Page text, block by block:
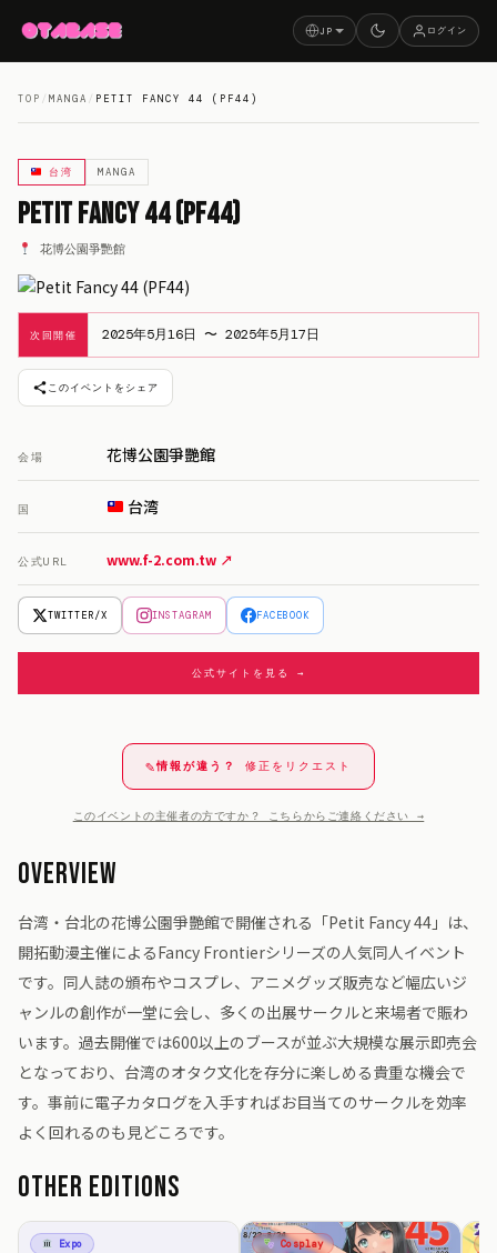
JP ログイン
TOP / MANGA / PETIT FANCY 44 (PF44)
台湾 MANGA
Petit Fancy 44 (PF44)
花博公園爭艷館
次回開催 2025年5月16日 〜 2025年5月17日
このイベントをシェア
会場 花博公園爭艷館
国 台湾
公式URL www.f-2.com.tw ↗
TWITTER/X INSTAGRAM FACEBOOK
公式サイトを見る →
✎情報が違う？ 修正をリクエスト
このイベントの主催者の方ですか？ こちらからご連絡ください →
Overview
台湾・台北の花博公園爭艷館で開催される「Petit Fancy 44」は、
開拓動漫主催によるFancy Frontierシリーズの人気同人イベント
です。同人誌の頒布やコスプレ、アニメグッズ販売など幅広いジ
ャンルの創作が一堂に会し、多くの出展サークルと来場者で賑わ
います。過去開催では600以上のブースが並ぶ大規模な展示即売会
となっており、台湾のオタク文化を存分に楽しめる貴重な機会で
す。事前に電子カタログを入手すればお目当てのサークルを効率
よく回れるのも見どころです。
Other Editions
Expo Cosplay